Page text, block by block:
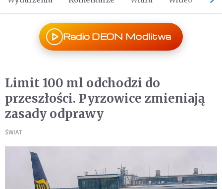
Radio DEON Modlitwa
Limit 100 ml odchodzi do
przeszłości. Pyrzowice zmieniają
zasady odprawy
ŚWIAT